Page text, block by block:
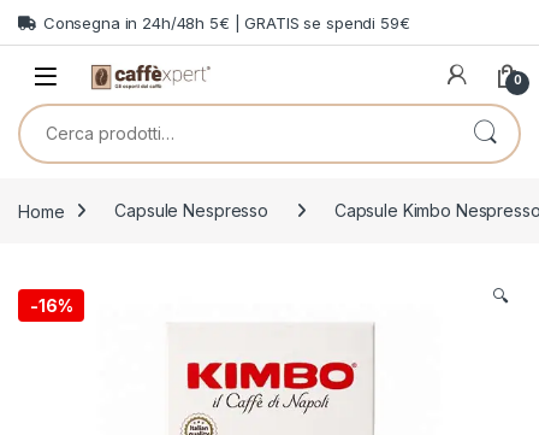
Skip to navigation
Skip to content
Consegna in 24h/48h 5€ | GRATIS se spendi 59€
0
Cerca:
Home Capsule Nespresso Capsule Kimbo
-16% 🔍